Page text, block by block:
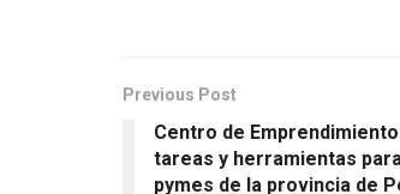
Previous Post
Centro de
tareas y herramientas
pymes de la provincia de